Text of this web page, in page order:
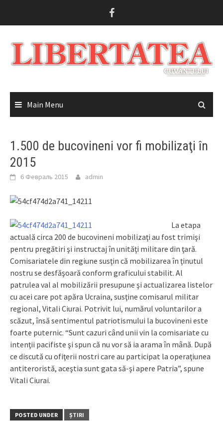
Main Menu
1.500 de bucovineni vor fi mobilizaţi în
2015
6 Февраль 2015 admin
La etapa
actuală circa 200 de bucovineni mobilizaţi au fost trimişi
pentru pregătiri şi instructaj în unităţi militare din ţară.
Comisariatele din regiune susţin că mobilizarea în ţinutul
nostru se desfăşoară conform graficului stabilit. Al
patrulea val al mobilizării presupune şi actualizarea listelor
cu acei care pot apăra Ucraina, susţine comisarul militar
regional, Vitali Ciurai. Potrivit lui, numărul voluntarilor a
scăzut, însă sentimentul patriotismului la bucovineni este
foarte puternic. “Sunt cazuri când unii vin la comisariate cu
intenţii pacifiste şi spun că nu vor să ia arama în mână. După
ce discută cu ofiţerii nostri care au participat la operaţiunea
antiteroristă, aceştia sunt gata să-şi apere Patria”, spune
Vitali Ciurai.
POSTED UNDER ȘTIRI